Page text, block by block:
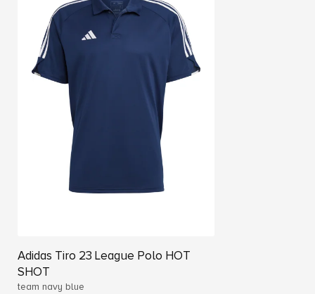
Adidas Tiro 23 League Polo HOT
SHOT
team navy blue